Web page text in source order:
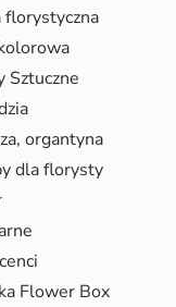
florystyczna
Sztuczne
organtyna
dla florysty
Flower Box